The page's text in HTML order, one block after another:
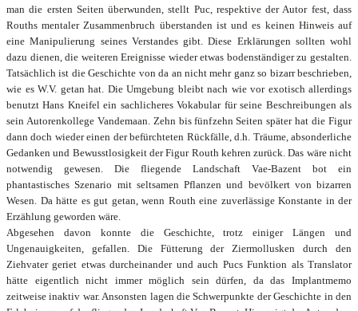
man die ersten Seiten überwunden, stellt Puc, respektive der Autor fest, dass
Rouths mentaler Zusammenbruch überstanden ist und es keinen Hinweis auf
eine Manipulierung seines Verstandes gibt. Diese Erklärungen sollten wohl
dazu dienen, die weiteren Ereignisse wieder etwas bodenständiger zu gestalten.
Tatsächlich ist die Geschichte von da an nicht mehr ganz so bizarr beschrieben,
wie es W.V. getan hat. Die Umgebung bleibt nach wie vor exotisch allerdings
benutzt Hans Kneifel ein sachlicheres Vokabular für seine Beschreibungen als
sein Autorenkollege Vandemaan. Zehn bis fünfzehn Seiten später hat die Figur
dann doch wieder einen der befürchteten Rückfälle, d.h. Träume, absonderliche
Gedanken und Bewusstlosigkeit der Figur Routh kehren zurück. Das wäre nicht
notwendig gewesen. Die fliegende Landschaft Vae-Bazent bot ein
phantastisches Szenario mit seltsamen Pflanzen und bevölkert von bizarren
Wesen. Da hätte es gut getan, wenn Routh eine zuverlässige Konstante in der
Erzählung geworden wäre.
Abgesehen davon konnte die Geschichte, trotz einiger Längen und
Ungenauigkeiten, gefallen. Die Fütterung der Ziermollusken durch den
Ziehvater geriet etwas durcheinander und auch Pucs Funktion als Translator
hätte eigentlich nicht immer möglich sein dürfen, da das Implantmemo
zeitweise inaktiv war. Ansonsten lagen die Schwerpunkte der Geschichte in den